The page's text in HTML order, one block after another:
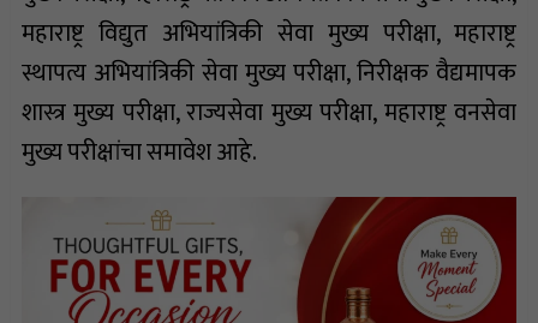
महाराष्ट्र विद्युत अभियांत्रिकी सेवा मुख्य परीक्षा, महाराष्ट्र
स्थापत्य अभियांत्रिकी सेवा मुख्य परीक्षा, निरीक्षक वैद्यमापक
शास्त्र मुख्य परीक्षा, राज्यसेवा मुख्य परीक्षा, महाराष्ट्र वनसेवा
मुख्य परीक्षांचा समावेश आहे.